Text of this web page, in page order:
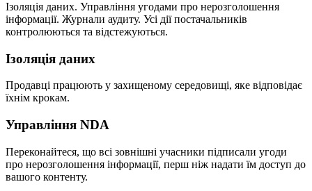
Ізоляція даних. Управління угодами про нерозголошення
інформації. Журнали аудиту. Усі дії постачальників
контролюються та відстежуються.
Ізоляція даних
Продавці працюють у захищеному середовищі, яке відповідає
їхнім крокам.
Управління NDA
Переконайтеся, що всі зовнішні учасники підписали угоди
про нерозголошення інформації, перш ніж надати їм доступ до
вашого контенту.